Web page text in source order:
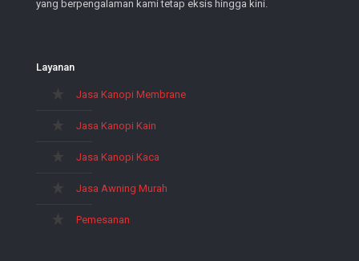
yang berpengalaman kami tetap eksis hingga kini.
Layanan
Jasa Kanopi Membrane
Jasa Kanopi Kain
Jasa Kanopi Kaca
Jasa Awning Murah
Pemesanan